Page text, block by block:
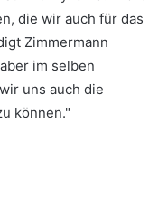
die wir auch für das
Zimmermann
im selben
uns auch die
können."